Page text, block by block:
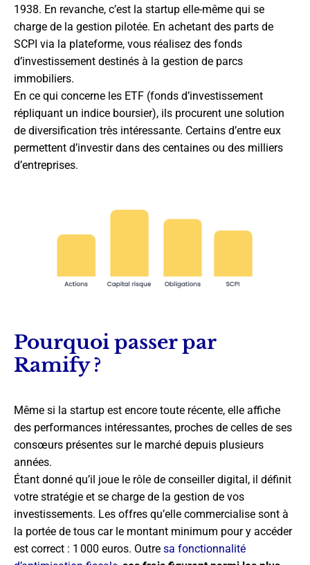
1938. En revanche, c’est la startup elle-même qui se
charge de la gestion pilotée. En achetant des parts de
SCPI via la plateforme, vous réalisez des fonds
d’investissement destinés à la gestion de parcs
immobiliers.
En ce qui concerne les ETF (fonds d’investissement
répliquant un indice boursier), ils procurent une solution
de diversification très intéressante. Certains d’entre eux
permettent d’investir dans des centaines ou des milliers
d’entreprises.
Pourquoi passer par
Ramify ?
Même si la startup est encore toute récente, elle affiche
des performances intéressantes, proches de celles de ses
consœurs présentes sur le marché depuis plusieurs
années.
Étant donné qu’il joue le rôle de conseiller digital, il définit
votre stratégie et se charge de la gestion de vos
investissements. Les offres qu’elle commercialise sont à
la portée de tous car le montant minimum pour y accéder
est correct : 1 000 euros. Outre sa fonctionnalité